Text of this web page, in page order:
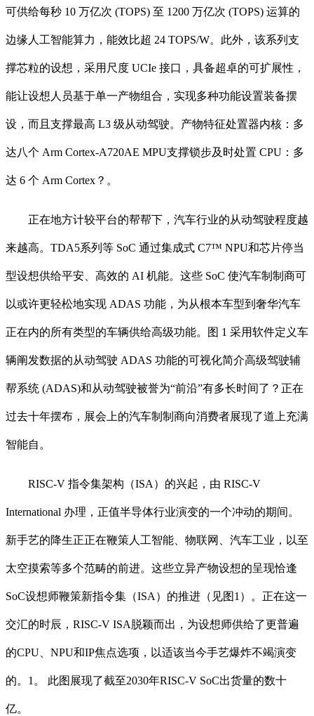
可供给每秒 10 万亿次 (TOPS) 至 1200 万亿次 (TOPS) 运算的
边缘人工智能算力，能效比超 24 TOPS/W。此外，该系列支
撑芯粒的设想，采用尺度 UCIe 接口，具备超卓的可扩展性，
能让设想人员基于单一产物组合，实现多种功能设置装备摆
设，而且支撑最高 L3 级从动驾驶。产物特征处置器内核：多
达八个 Arm Cortex-A720AE MPU支撑锁步及时处置 CPU：多
达 6 个 Arm Cortex？。
正在地方计较平台的帮帮下，汽车行业的从动驾驶程度越
来越高。TDA5系列等 SoC 通过集成式 C7™ NPU和芯片停当
型设想供给平安、高效的 AI 机能。这些 SoC 使汽车制制商可
以或许更轻松地实现 ADAS 功能，为从根本车型到奢华汽车
正在内的所有类型的车辆供给高级功能。图 1 采用软件定义车
辆阐发数据的从动驾驶 ADAS 功能的可视化简介高级驾驶辅
帮系统 (ADAS)和从动驾驶被誉为“前沿”有多长时间了？正在
过去十年摆布，展会上的汽车制制商向消费者展现了道上充满
智能自。
RISC-V 指令集架构（ISA）的兴起，由 RISC-V
International 办理，正值半导体行业演变的一个冲动的期间。
新手艺的降生正正在鞭策人工智能、物联网、汽车工业，以至
太空摸索等多个范畴的前进。这些立异产物设想的呈现恰逢
SoC设想师鞭策新指令集（ISA）的推进（见图1）。正在这一
交汇的时辰，RISC-V ISA脱颖而出，为设想师供给了更普遍
的CPU、NPU和IP焦点选项，以适该当今手艺爆炸不竭演变
的。1。 此图展现了截至2030年RISC-V SoC出货量的数十
亿。